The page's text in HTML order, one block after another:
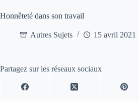
Honnêteté dans son travail
Autres Sujets 15 avril 2021
Partagez sur les réseaux sociaux